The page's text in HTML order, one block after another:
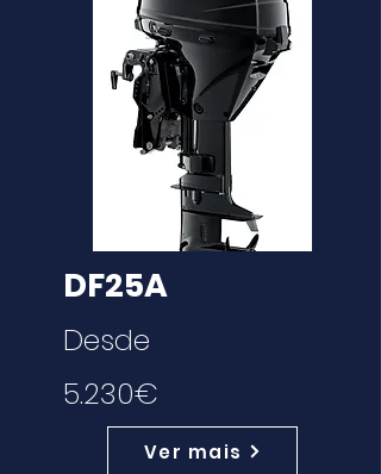
DF25A
Desde
5.230€
Ver mais